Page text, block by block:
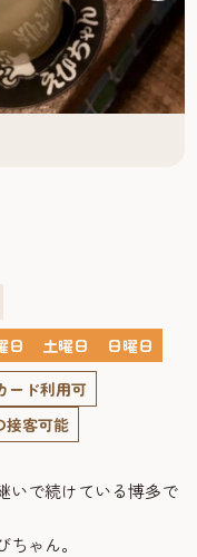
日 土曜日
日曜日
ード利用可
接客可能
いで続けている博多で
ゃん。